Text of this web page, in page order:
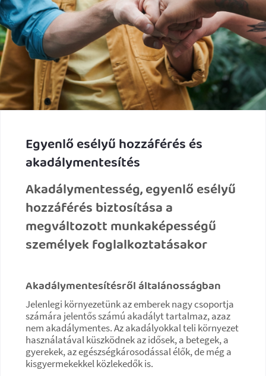
Egyenlő esélyű hozzáférés és
akadálymentesítés
Akadálymentesség, egyenlő esélyű
hozzáférés biztosítása a
megváltozott munkaképességű
személyek foglalkoztatásakor
Akadálymentesítésről általánosságban
Jelenlegi környezetünk az emberek nagy csoportja
számára jelentős számú akadályt tartalmaz, azaz
nem akadálymentes. Az akadályokkal teli környezet
használatával küszködnek az idősek, a betegek, a
gyerekek, az egészségkárosodással élők, de még a
kisgyermekekkel közlekedők is.